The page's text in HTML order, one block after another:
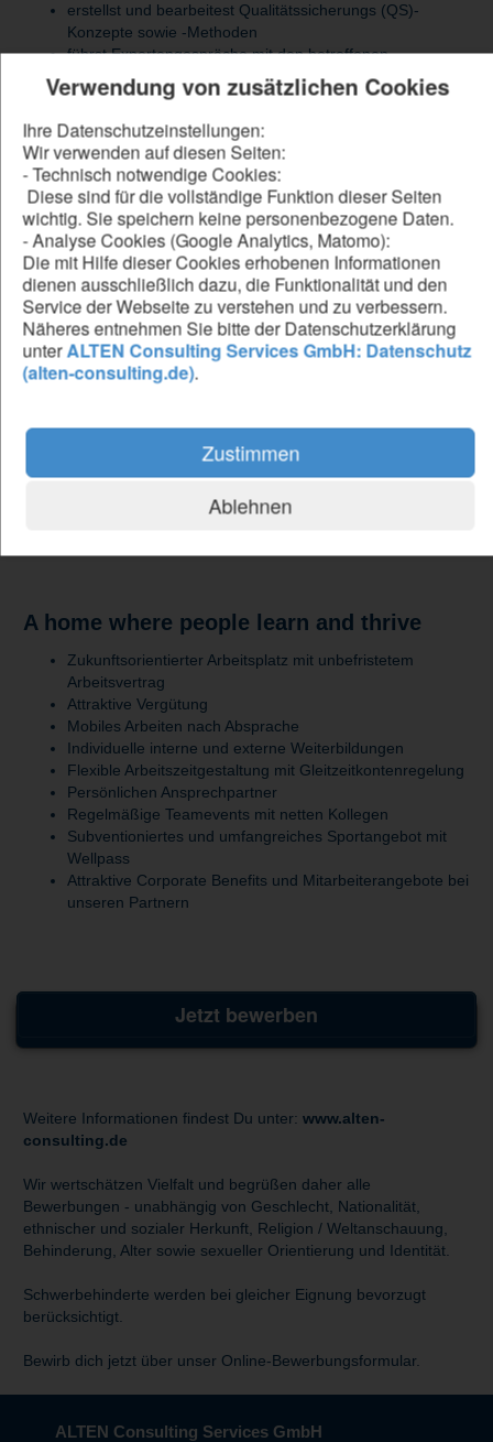
Verwendung von zusätzlichen Cookies
Ihre Datenschutzeinstellungen:
Wir verwenden auf diesen Seiten:
- Technisch notwendige Cookies:
Diese sind für die vollständige Funktion dieser Seiten
wichtig. Sie speichern keine personenbezogene Daten.
- Analyse Cookies (Google Analytics, Matomo):
Die mit Hilfe dieser Cookies erhobenen Informationen
dienen ausschließlich dazu, die Funktionalität und den
Service der Webseite zu verstehen und zu verbessern.
Näheres entnehmen Sie bitte der Datenschutzerklärung
unterALTEN Consulting Services GmbH: Datenschutz
(alten-consulting.de).
Zustimmen
Ablehnen
erstellst und bearbeitest Qualitätssicherungs (QS)-
Konzepte sowie -Methoden
führst Expertengespräche mit den betroffenen
Fachbereichen
recherchierst externe oder interne Vorgaben (Systeme,
technologische Neuerungen) und analysierst sowie prüfst
bestehende QS-Konzepte, QS-Methoden und QM-
Systembeschreibungen
Be our forward thinker
DU...
hast ein abgeschlossenes Ingenieur-Studium oder ein
vergleichbares technisches Studium
hast die Fähigkeit, technische Zusammenhänge und
Funktionsweisen schnell zu erkennen und zu analysieren
um Ziele termingerecht zu erreichen und Arbeitsabläufe
effizient zu koordinieren
zusammenzuarbeiten
A home where people learn and thrive
Zukunftsorientierter Arbeitsplatz mit unbefristetem
Arbeitsvertrag
Attraktive Vergütung
Mobiles Arbeiten nach Absprache
Individuelle interne und externe Weiterbildungen
Flexible Arbeitszeitgestaltung mit Gleitzeitkontenregelung
Persönlichen Ansprechpartner
Regelmäßige Teamevents mit netten Kollegen
Subventioniertes und umfangreiches Sportangebot mit
Wellpass
Attraktive Corporate Benefits und Mitarbeiterangebote bei
unseren Partnern
Jetzt bewerben
Weitere Informationen findest Du unter: www.alten-
consulting.de
Wir wertschätzen Vielfalt und begrüßen daher alle
Bewerbungen - unabhängig von Geschlecht, Nationalität,
ethnischer und sozialer Herkunft, Religion / Weltanschauung,
Behinderung, Alter sowie sexueller Orientierung und Identität.
Schwerbehinderte werden bei gleicher Eignung bevorzugt
berücksichtigt.
Bewirb dich jetzt über unser Online-Bewerbungsformular.
ALTEN Consulting Services GmbH